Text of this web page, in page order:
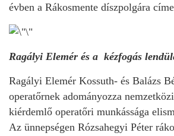
évben a Rákosmente díszpolgára
Ragályi Elemér és a kézfogás
Ragályi Elemér Kossuth- és Balázs
operatőrnek adományozza
kiérdemlő operatőri munkássága
Az ünnepségen Rózsahegyi Péter